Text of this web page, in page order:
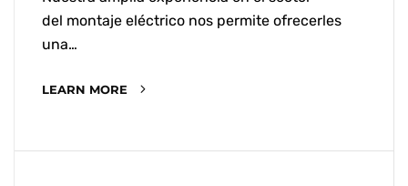
del montaje eléctrico nos permite ofrecerles
una…
LEARN MORE